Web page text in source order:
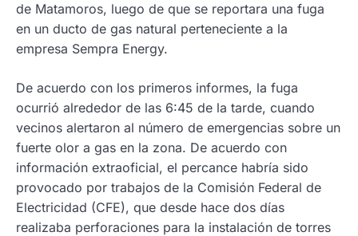
de Matamoros, luego de que se reportara una fuga
en un ducto de gas natural perteneciente a la
empresa Sempra Energy.
De acuerdo con los primeros informes, la fuga
ocurrió alrededor de las 6:45 de la tarde, cuando
vecinos alertaron al número de emergencias sobre un
fuerte olor a gas en la zona. De acuerdo con
información extraoficial, el percance habría sido
provocado por trabajos de la Comisión Federal de
Electricidad (CFE), que desde hace dos días
realizaba perforaciones para la instalación de torres